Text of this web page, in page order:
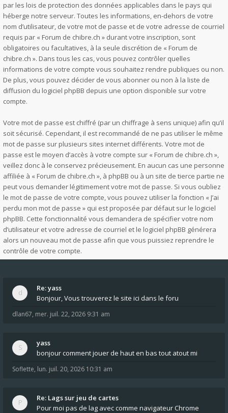
par les lois de protection des données applicables dans le pays qui
héberge notre serveur. Toutes les informations, en-dehors de votre
nom d’utilisateur, de votre mot de passe et de votre adresse de courriel
requis par « Forum de chibre.ch » durant votre inscription, sont
obligatoires ou facultatives, à la seule discrétion de « Forum de
chibre.ch ». Dans tous les cas, vous pouvez contrôler quelles
informations de votre compte vous souhaitez rendre publiques ou non.
De plus, vous pouvez décider de vous abonner ou non à la liste de
diffusion du logiciel phpBB depuis une option disponible sur votre
compte.
Votre mot de passe est chiffré (par un chiffrage à sens unique) afin qu’il
soit sécurisé. Cependant, il est recommandé de ne pas utiliser le même
mot de passe sur plusieurs sites internet différents. Votre mot de
passe est le moyen d’accès à votre compte sur « Forum de chibre.ch »,
veillez donc à le conservez précieusement. En aucun cas une personne
affiliée à « Forum de chibre.ch », à phpBB ou à un site de tierce partie ne
peut vous demander légitimement votre mot de passe. Si vous oubliez
le mot de passe de votre compte, vous pouvez utiliser la fonction « J’ai
perdu mon mot de passe » qui est proposée par défaut sur le logiciel
phpBB. Cette fonctionnalité vous demandera de spécifier votre nom
d’utilisateur et votre adresse de courriel et le logiciel phpBB générera
alors un nouveau mot de passe afin que vous puissiez reprendre le
contrôle de votre compte.
Re: yass
Bonjour, Vous trouverez le site ici dans le foru
dlan67, mer. juil. 22, 2026 9:31 am
yass
bonjour comment jouer de haut en bas tout atout mi
Soflette, lun. juil. 20, 2026 10:31 am
Re: Lags sur jeu de cartes
Pour moi pas de lag avec comme navigateur Chrome